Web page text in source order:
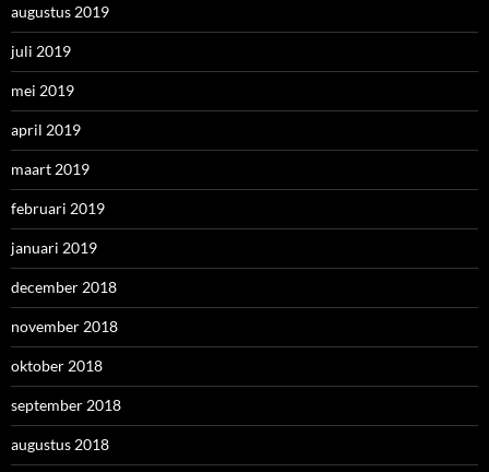
augustus 2019
juli 2019
mei 2019
april 2019
maart 2019
februari 2019
januari 2019
december 2018
november 2018
oktober 2018
september 2018
augustus 2018